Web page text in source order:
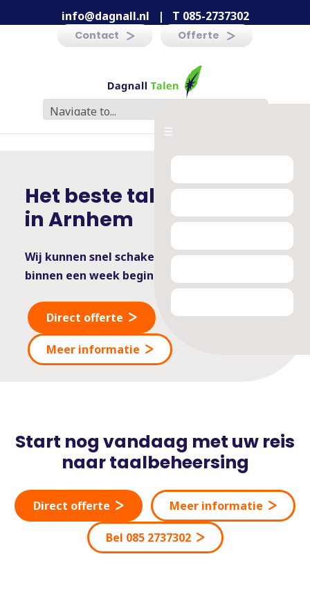
info@dagnall.nl | T 085-2737302
Contact Offerte
Het beste taleninstituut
in Arnhem
Wij kunnen snel schakelen -
binnen een week beginnen is mogelijk
Direct offerte
Meer informatie
Start nog vandaag met uw reis
naar taalbeheersing
Direct offerte Meer informatie
Bel 085 2737302
☰